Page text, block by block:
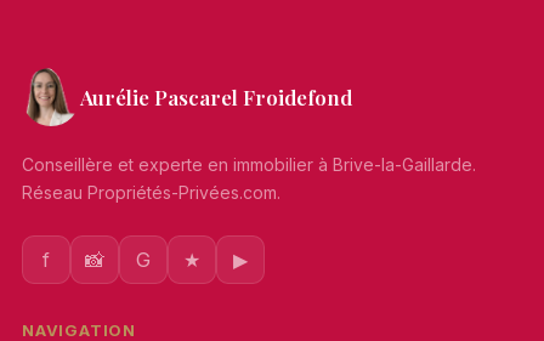
Aurélie Pascarel Froidefond
Conseillère et experte en immobilier à Brive-la-Gaillarde.
Réseau Propriétés-Privées.com.
f 📸 G ★ ▶
NAVIGATION